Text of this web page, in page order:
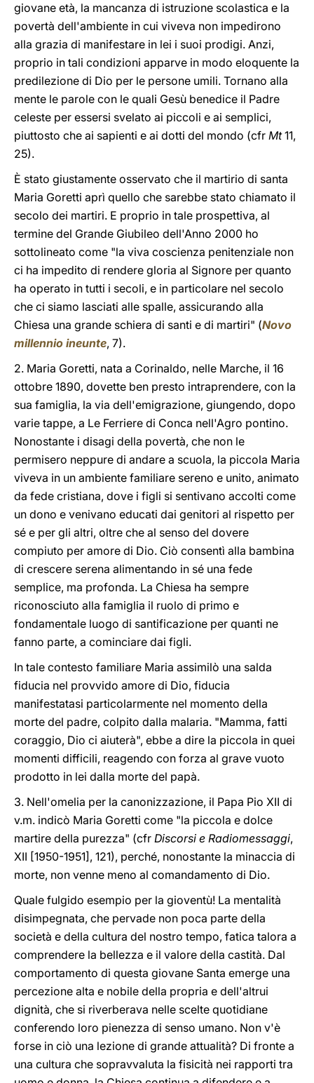
giovane età, la mancanza di istruzione scolastica e la
povertà dell'ambiente in cui viveva non impedirono
alla grazia di manifestare in lei i suoi prodigi. Anzi,
proprio in tali condizioni apparve in modo eloquente la
predilezione di Dio per le persone umili. Tornano alla
mente le parole con le quali Gesù benedice il Padre
celeste per essersi svelato ai piccoli e ai semplici,
piuttosto che ai sapienti e ai dotti del mondo (cfr Mt11,
25).
È stato giustamente osservato che il martirio di santa
Maria Goretti aprì quello che sarebbe stato chiamato il
secolo dei martiri. E proprio in tale prospettiva, al
termine del Grande Giubileo dell'Anno 2000 ho
sottolineato come "la viva coscienza penitenziale non
ci ha impedito di rendere gloria al Signore per quanto
ha operato in tutti i secoli, e in particolare nel secolo
che ci siamo lasciati alle spalle, assicurando alla
Chiesa una grande schiera di santi e di martiri" (Novo
millennio ineunte, 7).
2. Maria Goretti, nata a Corinaldo, nelle Marche, il 16
ottobre 1890, dovette ben presto intraprendere, con la
sua famiglia, la via dell'emigrazione, giungendo, dopo
varie tappe, a Le Ferriere di Conca nell'Agro pontino.
Nonostante i disagi della povertà, che non le
permisero neppure di andare a scuola, la piccola Maria
viveva in un ambiente familiare sereno e unito, animato
da fede cristiana, dove i figli si sentivano accolti come
un dono e venivano educati dai genitori al rispetto per
sé e per gli altri, oltre che al senso del dovere
compiuto per amore di Dio. Ciò consentì alla bambina
di crescere serena alimentando in sé una fede
semplice, ma profonda. La Chiesa ha sempre
riconosciuto alla famiglia il ruolo di primo e
fondamentale luogo di santificazione per quanti ne
fanno parte, a cominciare dai figli.
In tale contesto familiare Maria assimilò una salda
fiducia nel provvido amore di Dio, fiducia
manifestatasi particolarmente nel momento della
morte del padre, colpito dalla malaria. "Mamma, fatti
coraggio, Dio ci aiuterà", ebbe a dire la piccola in quei
momenti difficili, reagendo con forza al grave vuoto
prodotto in lei dalla morte del papà.
3. Nell'omelia per la canonizzazione, il Papa Pio XII di
v.m. indicò Maria Goretti come "la piccola e dolce
martire della purezza" (cfr Discorsi e Radiomessaggi,
XII [1950-1951], 121), perché, nonostante la minaccia di
morte, non venne meno al comandamento di Dio.
Quale fulgido esempio per la gioventù! La mentalità
disimpegnata, che pervade non poca parte della
società e della cultura del nostro tempo, fatica talora a
comprendere la bellezza e il valore della castità. Dal
comportamento di questa giovane Santa emerge una
percezione alta e nobile della propria e dell'altrui
dignità, che si riverberava nelle scelte quotidiane
conferendo loro pienezza di senso umano. Non v'è
forse in ciò una lezione di grande attualità? Di fronte a
una cultura che sopravvaluta la fisicità nei rapporti tra